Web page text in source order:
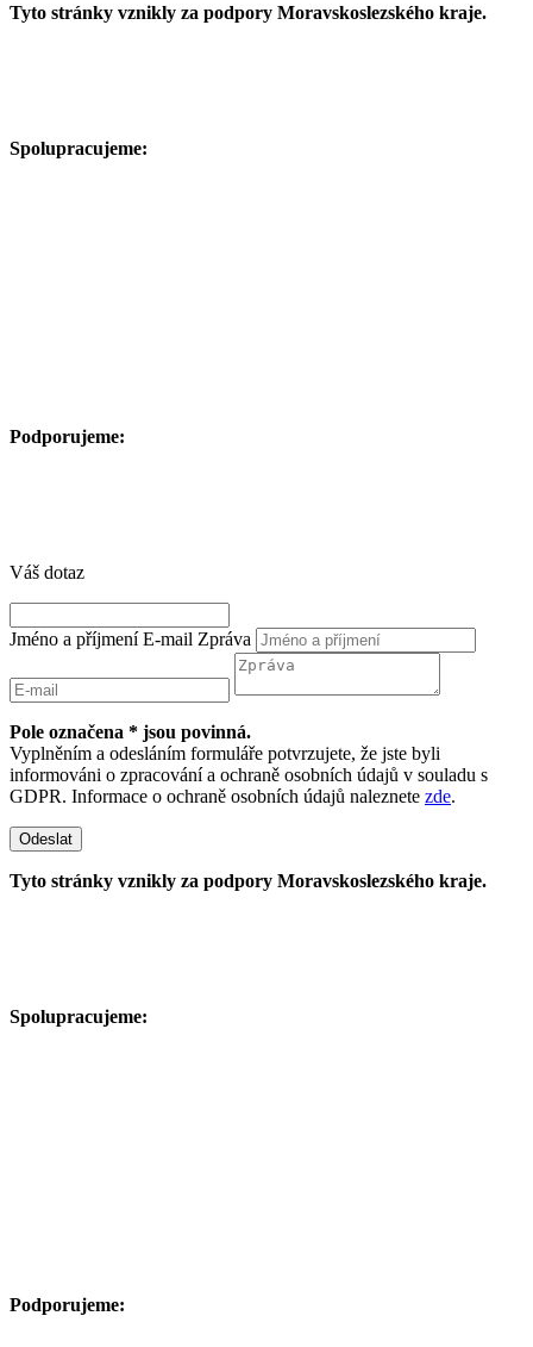
Tyto stránky vznikly za podpory Moravskoslezského kraje.
Spolupracujeme:
Podporujeme:
Váš dotaz
Jméno a příjmení E-mail Zpráva
Pole označena * jsou povinná.
Vyplněním a odesláním formuláře potvrzujete, že jste byli
informováni o zpracování a ochraně osobních údajů v souladu s
GDPR. Informace o ochraně osobních údajů naleznete zde.
Odeslat
Tyto stránky vznikly za podpory Moravskoslezského kraje.
Spolupracujeme:
Podporujeme: